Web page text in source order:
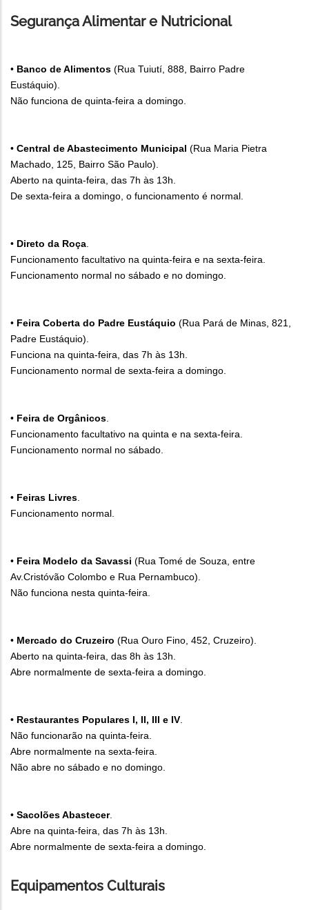
Segurança Alimentar e Nutricional
• Banco de Alimentos (Rua Tuiutí, 888, Bairro Padre
Eustáquio).
Não funciona de quinta-feira a domingo.
• Central de Abastecimento Municipal (Rua Maria Pietra
Machado, 125, Bairro São Paulo).
Aberto na quinta-feira, das 7h às 13h.
De sexta-feira a domingo, o funcionamento é normal.
• Direto da Roça.
Funcionamento facultativo na quinta-feira e na sexta-feira.
Funcionamento normal no sábado e no domingo.
• Feira Coberta do Padre Eustáquio (Rua Pará de Minas, 821,
Padre Eustáquio).
Funciona na quinta-feira, das 7h às 13h.
Funcionamento normal de sexta-feira a domingo.
• Feira de Orgânicos.
Funcionamento facultativo na quinta e na sexta-feira.
Funcionamento normal no sábado.
• Feiras Livres.
Funcionamento normal.
• Feira Modelo da Savassi (Rua Tomé de Souza, entre
Av.Cristóvão Colombo e Rua Pernambuco).
Não funciona nesta quinta-feira.
• Mercado do Cruzeiro (Rua Ouro Fino, 452, Cruzeiro).
Aberto na quinta-feira, das 8h às 13h.
Abre normalmente de sexta-feira a domingo.
• Restaurantes Populares I, II, III e IV.
Não funcionarão na quinta-feira.
Abre normalmente na sexta-feira.
Não abre no sábado e no domingo.
• Sacolões Abastecer.
Abre na quinta-feira, das 7h às 13h.
Abre normalmente de sexta-feira a domingo.
Equipamentos Culturais